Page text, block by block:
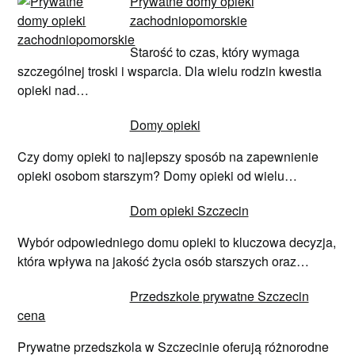
zachodniopomorskie
Starość to czas, który wymaga
szczególnej troski i wsparcia. Dla wielu rodzin kwestia
opieki nad…
Domy opieki
Czy domy opieki to najlepszy sposób na zapewnienie
opieki osobom starszym? Domy opieki od wielu…
Dom opieki Szczecin
Wybór odpowiedniego domu opieki to kluczowa decyzja,
która wpływa na jakość życia osób starszych oraz…
Przedszkole prywatne Szczecin
cena
Prywatne przedszkola w Szczecinie oferują różnorodne